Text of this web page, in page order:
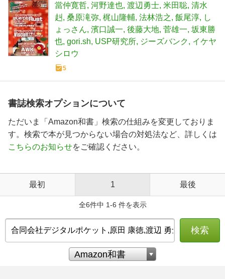
當仲寛哲 河野達也 渡辺勇士 米田聡 清水
赳 桑原滝弥 梶山隆輔 法林浩之 飯尾淳
し
ょっさん 濱口誠一 後藤大地 菅雄一 坂東勝
也 gori.sh USP研究所 ジーズバンク
イケヤ
シロウ
5
書誌検索オプションについて
ただいま「Amazon和書」検索の仕組みを変更しておりま
す。検索で本が見つからない場合の対処法など、詳しくは
こちらのお知らせをご確認ください。
最初 1 最後
全6件中 1-6 件を表示
検索